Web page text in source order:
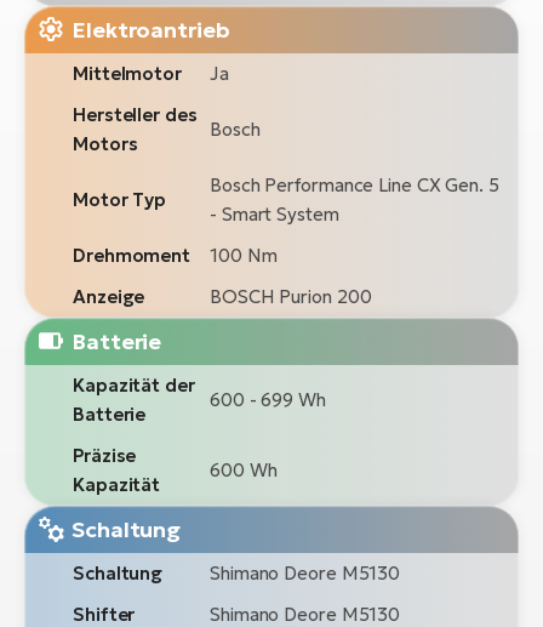
Elektroantrieb
Mittelmotor
Ja
Hersteller des
Motors
Bosch
Motor Typ
Bosch Performance Line CX Gen. 5
- Smart System
Drehmoment
100 Nm
Anzeige
BOSCH Purion 200
Batterie
Kapazität der
Batterie
600 - 699 Wh
Präzise
Kapazität
600 Wh
Schaltung
Schaltung
Shimano Deore M5130
Shifter
Shimano Deore M5130